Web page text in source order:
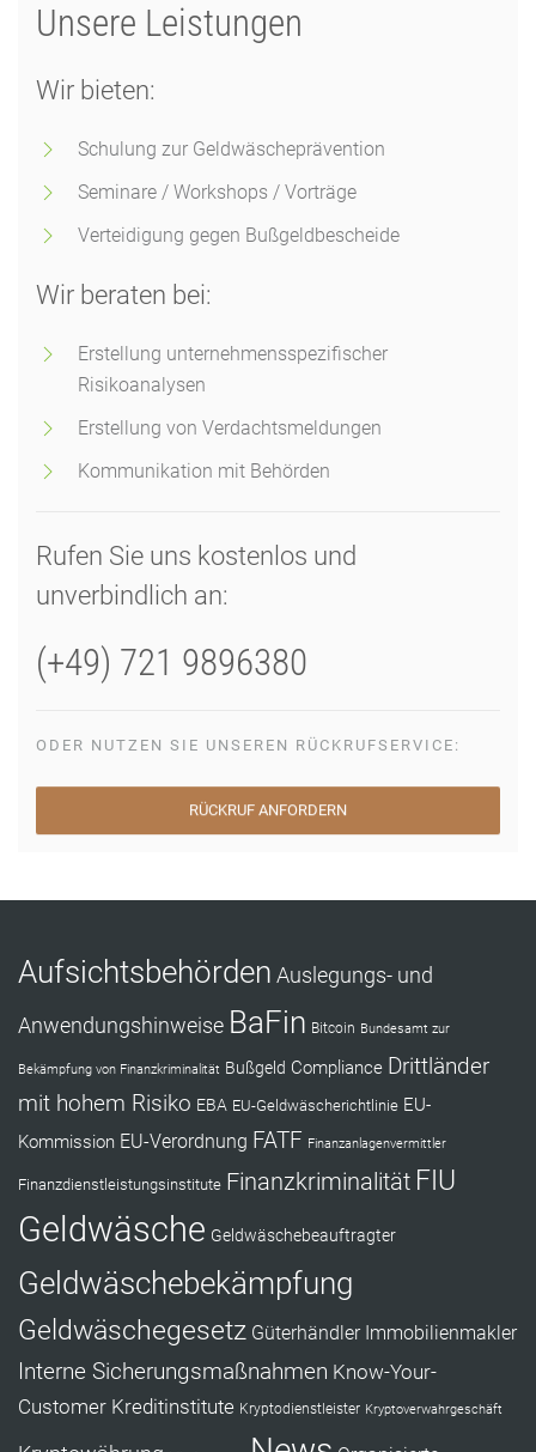
Unsere Leistungen
Wir bieten:
Schulung zur Geldwäscheprävention
Seminare / Workshops / Vorträge
Verteidigung gegen Bußgeldbescheide
Wir beraten bei:
Erstellung unternehmensspezifischer
Risikoanalysen
Erstellung von Verdachtsmeldungen
Kommunikation mit Behörden
Rufen Sie uns kostenlos und
unverbindlich an:
(+49) 721 9896380
ODER NUTZEN SIE UNSEREN RÜCKRUFSERVICE:
RÜCKRUF ANFORDERN
Aufsichtsbehörden Auslegungs- und
Anwendungshinweise BaFin Bitcoin Bundesamt zur
Bekämpfung von Finanzkriminalität Bußgeld Compliance Drittländer
mit hohem Risiko EBA EU-Geldwäscherichtlinie EU-
Kommission EU-Verordnung FATF Finanzanlagenvermittler
Finanzdienstleistungsinstitute Finanzkriminalität FIU
Geldwäsche Geldwäschebeauftragter
Geldwäschebekämpfung
Geldwäschegesetz Güterhändler Immobilienmakler
Interne Sicherungsmaßnahmen Know-Your-
Customer Kreditinstitute Kryptodienstleister Kryptoverwahrgeschäft